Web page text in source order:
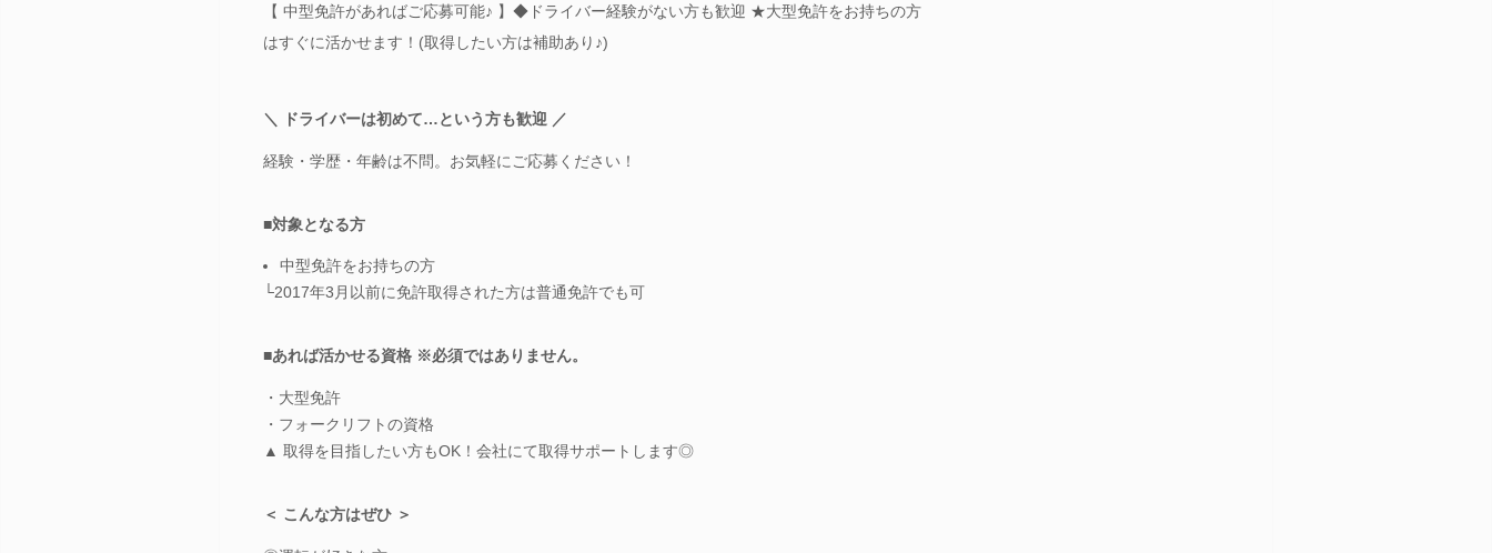
【 中型免許があればご応募可能♪ 】◆ドライバー経験がない方も歓迎 ★大型免許をお持ちの方
はすぐに活かせます！(取得したい方は補助あり♪)
＼ ドライバーは初めて…という方も歓迎 ／
経験・学歴・年齢は不問。お気軽にご応募ください！
■対象となる方
中型免許をお持ちの方
└2017年3月以前に免許取得された方は普通免許でも可
■あれば活かせる資格 ※必須ではありません。
・大型免許
・フォークリフトの資格
▲ 取得を目指したい方もOK！会社にて取得サポートします◎
＜ こんな方はぜひ ＞